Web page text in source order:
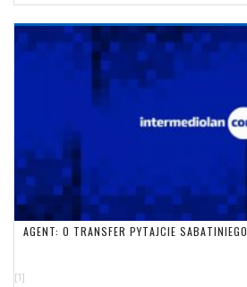
AGENT: O TRANSFER PYTAJCIE SABATINIEGO
[1]